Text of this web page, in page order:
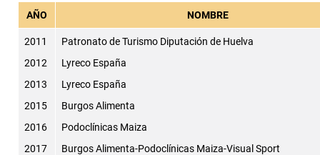
AÑO NOMBRE
2011
2012
2013
2015
2016
2017
Patronato de Turismo Diputación de Huelva
Lyreco España
Lyreco España
Burgos Alimenta
Podoclínicas Maiza
Burgos Alimenta-Podoclínicas Maiza-Visual Sport